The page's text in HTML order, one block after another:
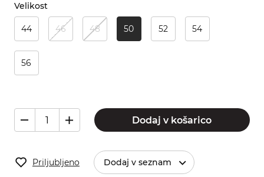
Velikost
44 46 48 50 52 54
56
Dodaj v košarico
Priljubljeno Dodaj v seznam